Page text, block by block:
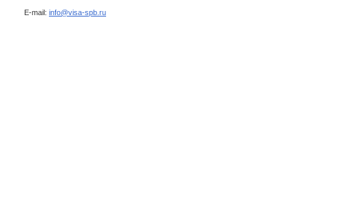
E-mail: info@visa-spb.ru